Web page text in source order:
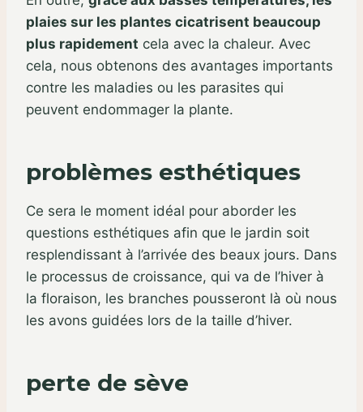
plaies sur les plantes cicatrisent beaucoup
plus rapidement cela avec la chaleur. Avec
cela, nous obtenons des avantages importants
contre les maladies ou les parasites qui
peuvent endommager la plante.
problèmes esthétiques
Ce sera le moment idéal pour aborder les
questions esthétiques afin que le jardin soit
resplendissant à l’arrivée des beaux jours. Dans
le processus de croissance, qui va de l’hiver à
la floraison, les branches pousseront là où nous
les avons guidées lors de la taille d’hiver.
perte de sève